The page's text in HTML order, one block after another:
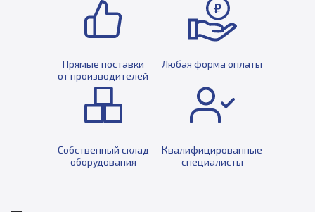
Прямые поставки
от производителей
Любая форма оплаты
Собственный склад
оборудования
Квалифицированные
специалисты